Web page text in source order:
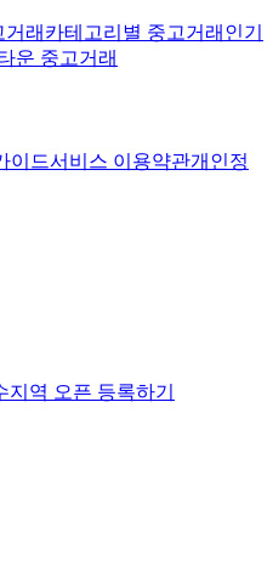
거래 카테고리별 중고거래 인기
운 중고거래
이드서비스 이용약관개인정
지역 오픈 등록하기